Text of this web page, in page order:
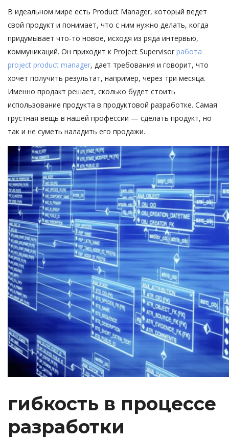
В идеальном мире есть Product Manager, который ведет
свой продукт и понимает, что с ним нужно делать, когда
придумывает что-то новое, исходя из ряда интервью,
коммуникаций. Он приходит к Project Supervisor работа
project product manager, дает требования и говорит, что
хочет получить результат, например, через три месяца.
Именно продакт решает, сколько будет стоить
использование продукта в продуктовой разработке. Самая
грустная вещь в нашей профессии — сделать продукт, но
так и не суметь наладить его продажи.
гибкость в процессе
разработки